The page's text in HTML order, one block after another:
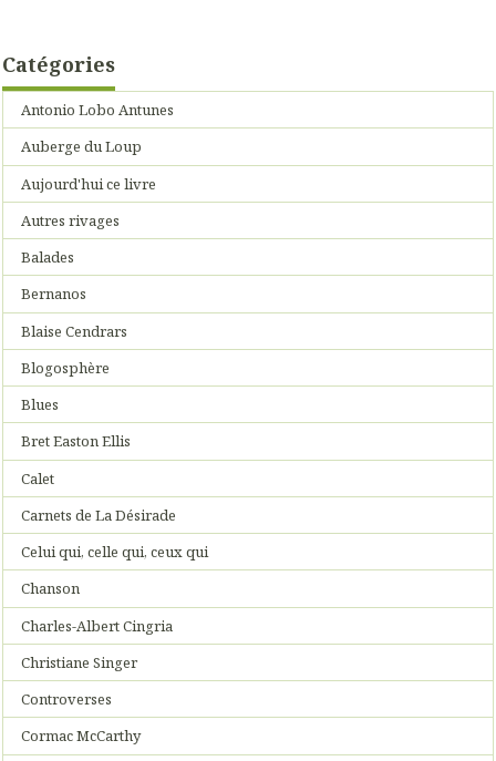
Catégories
Antonio Lobo Antunes
Auberge du Loup
Aujourd'hui ce livre
Autres rivages
Balades
Bernanos
Blaise Cendrars
Blogosphère
Blues
Bret Easton Ellis
Calet
Carnets de La Désirade
Celui qui, celle qui, ceux qui
Chanson
Charles-Albert Cingria
Christiane Singer
Controverses
Cormac McCarthy